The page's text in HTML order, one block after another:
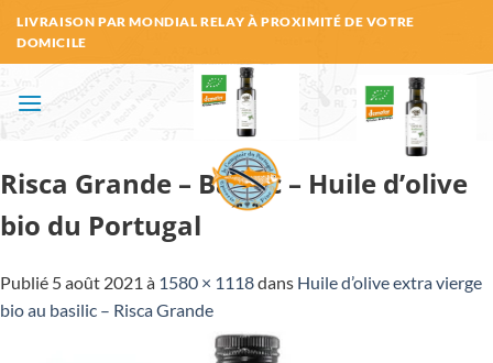
Passer
au
contenu
LIVRAISON PAR MONDIAL RELAY À PROXIMITÉ DE VOTRE
DOMICILE
Risca Grande – Basilic – Huile d’olive
bio du Portugal
Publié 5 août 2021 à 1580 × 1118dans Huile d’olive extra vierge
bio au basilic – Risca Grande